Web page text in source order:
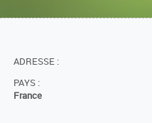
ADRESSE :
PAYS :
France